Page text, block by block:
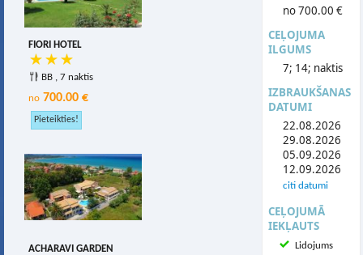
no 700.00 €
CEĻOJUMA
ILGUMS
7; 14; naktis
IZBRAUKŠANAS
DATUMI
22.08.2026
29.08.2026
05.09.2026
12.09.2026
citi datumi
CEĻOJUMĀ
IEKĻAUTS
Lidojums
FIORI HOTEL
BB , 7 naktis
no 700.00 €
ACHARAVI GARDEN